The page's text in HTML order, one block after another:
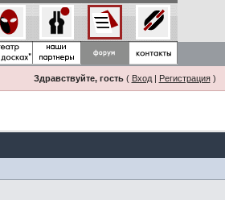
Здравствуйте, гость( Вход| Регистрация)